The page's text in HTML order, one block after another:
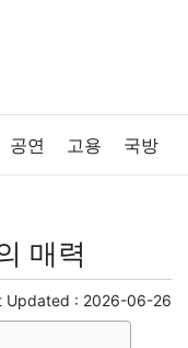
공연 고용 국방
주식 암호화폐
패션 미용
매력
Updated : 2026-06-26